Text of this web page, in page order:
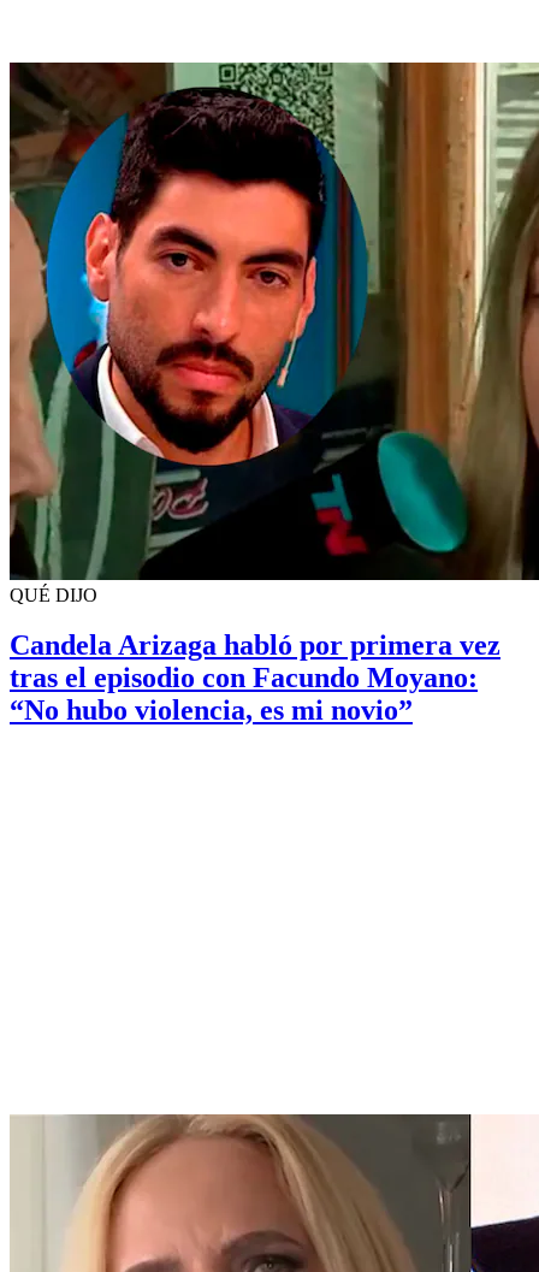
QUÉ DIJO
Candela Arizaga habló por primera vez
tras el episodio con Facundo Moyano:
“No hubo violencia, es mi novio”